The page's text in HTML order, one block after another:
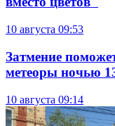
10 августа 09:53
Затмение
метеоры ночью
10 августа 09:14